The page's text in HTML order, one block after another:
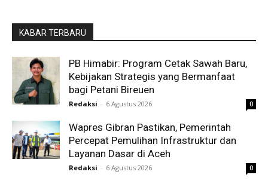
KABAR TERBARU
PB Himabir: Program Cetak Sawah Baru,
Kebijakan Strategis yang Bermanfaat
bagi Petani Bireuen
Redaksi - 6 Agustus 2026 0
Wapres Gibran Pastikan, Pemerintah
Percepat Pemulihan Infrastruktur dan
Layanan Dasar di Aceh
Redaksi - 6 Agustus 2026 0